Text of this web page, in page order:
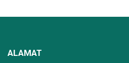
ALAMAT